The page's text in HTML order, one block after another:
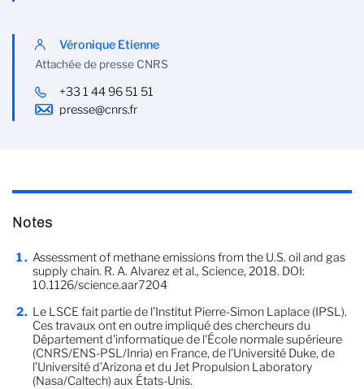
Véronique Etienne
Attachée de presse CNRS
+33 1 44 96 51 51
presse@cnrs.fr
Notes
Assessment of methane emissions from the U.S. oil and gas
supply chain. R. A. Alvarez et al., Science, 2018. DOI:
10.1126/science.aar7204
Le LSCE fait partie de l’Institut Pierre-Simon Laplace (IPSL).
Ces travaux ont en outre impliqué des chercheurs du
Département d'informatique de l'École normale supérieure
(CNRS/ENS-PSL/Inria) en France, de l’Université Duke, de
l’Université d’Arizona et du Jet Propulsion Laboratory
(Nasa/Caltech) aux États-Unis.